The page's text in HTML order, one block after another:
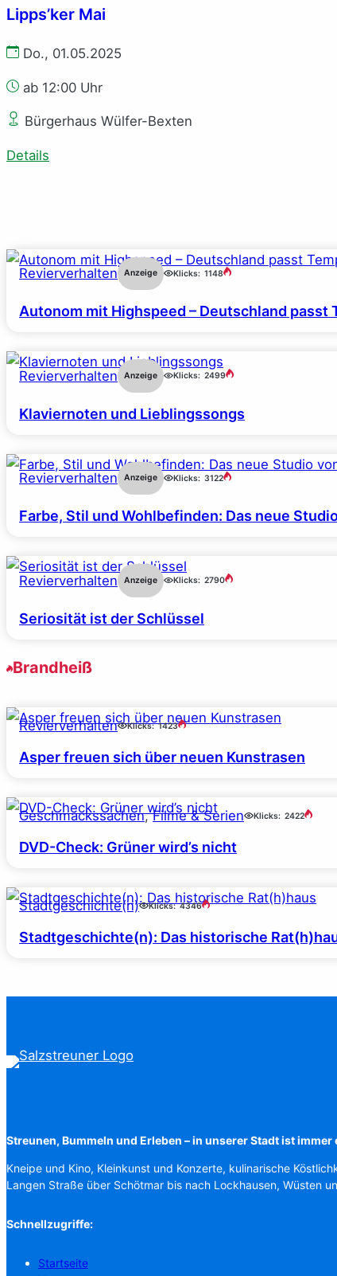
Lipps’ker Mai
Do., 01.05.2025
ab 12:00 Uhr
Bürgerhaus Wülfer-Bexten
Details
Revierverhalten Anzeige Klicks: 1148
Autonom mit Highspeed – Deutschland
Revierverhalten Anzeige Klicks: 2499
Klaviernoten und Lieblingssongs
Revierverhalten Anzeige Klicks: 3122
Farbe, Stil und Wohlbefinden: Das neue
Revierverhalten Anzeige Klicks: 2790
Seriosität ist der Schlüssel
Brandheiß
Revierverhalten Klicks: 1423
Asper freuen sich über neuen Kunstrasen
Geschmackssachen, Filme & Serien Klicks: 2422
DVD-Check: Grüner wird’s nicht
Stadtgeschichte(n) Klicks: 4346
Stadtgeschichte(n): Das historische
Streunen, Bummeln und Erleben – in unserer Stadt ist immer
Kneipe und Kino, Kleinkunst und Konzerte, kulinarische
Langen Straße über Schötmar bis nach Lockhausen, Wüsten
Schnellzugriffe:
Startseite